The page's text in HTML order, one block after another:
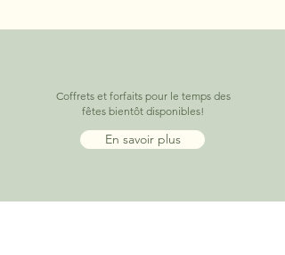
Coffrets et forfaits pour le temps des
fêtes bientôt disponibles!
En savoir plus